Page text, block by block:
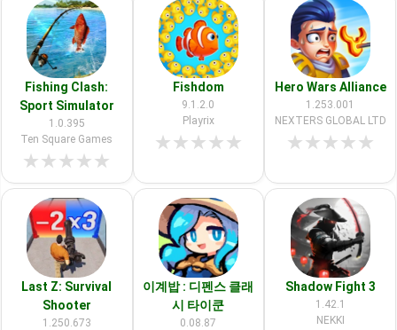
Fishing Clash:
Sport Simulator
1.0.395
Ten Square Games
★★★★★
Fishdom
9.1.2.0
Playrix
★★★★★
Hero Wars Alliance
1.253.001
NEXTERS GLOBAL LTD
★★★★★
Last Z: Survival
Shooter
1.250.673
이계밥 : 디펜스 클래
시 타이쿤
0.08.87
Shadow Fight 3
1.42.1
NEKKI